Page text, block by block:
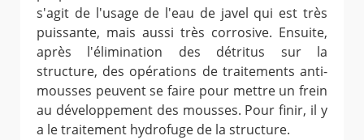
s'agit de l'usage de l'eau de javel qui est très
puissante, mais aussi très corrosive. Ensuite,
après l'élimination des détritus sur la
structure, des opérations de traitements anti-
mousses peuvent se faire pour mettre un frein
au développement des mousses. Pour finir, il y
a le traitement hydrofuge de la structure.